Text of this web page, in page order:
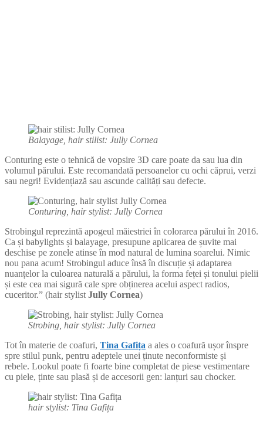
Balayage, hair stilist: Jully Cornea
Conturing este o tehnică de vopsire 3D care poate da sau lua din
volumul părului. Este recomandată persoanelor cu ochi căprui, verzi
sau negri! Evidențiază sau ascunde calități sau defecte.
Conturing, hair stylist: Jully Cornea
Strobingul reprezintă apogeul măiestriei în colorarea părului în 2016.
Ca și babylights și balayage, presupune aplicarea de șuvite mai
deschise pe zonele atinse în mod natural de lumina soarelui. Nimic
nou pana acum! Strobingul aduce însă în discuție și adaptarea
nuanțelor la culoarea naturală a părului, la forma feței și tonului pielii
și este cea mai sigură cale spre obținerea acelui aspect radios,
cuceritor.” (hair stylist Jully Cornea)
Strobing, hair stylist: Jully Cornea
Tot în materie de coafuri, Tina Gafița a ales o coafură ușor înspre
spre stilul punk, pentru adeptele unei ținute neconformiste și
rebele. Lookul poate fi foarte bine completat de piese vestimentare
cu piele, ținte sau plasă și de accesorii gen: lanțuri sau chocker.
hair stylist: Tina Gafița